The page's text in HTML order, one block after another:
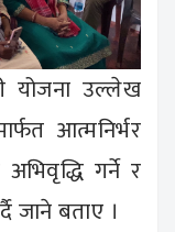
योजना उल्लेख
आत्मनिर्भर
अभिवृद्धि गर्ने र
जाने बताए ।